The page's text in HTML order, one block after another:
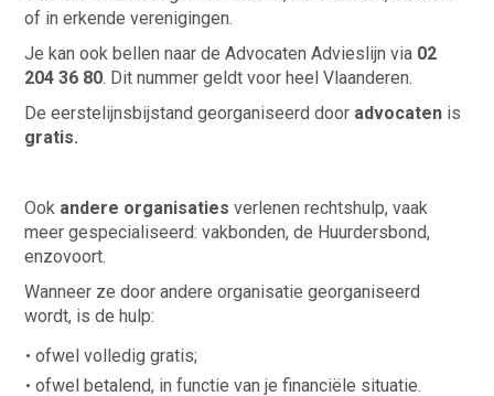
of in erkende verenigingen.
Je kan ook bellen naar de Advocaten Advieslijn via 02
204 36 80. Dit nummer geldt voor heel Vlaanderen.
De eerstelijnsbijstand georganiseerd door advocaten is
gratis.
Ook andere organisaties verlenen rechtshulp, vaak
meer gespecialiseerd: vakbonden, de Huurdersbond,
enzovoort.
Wanneer ze door andere organisatie georganiseerd
wordt, is de hulp:
ofwel volledig gratis;
ofwel betalend, in functie van je financiële situatie.